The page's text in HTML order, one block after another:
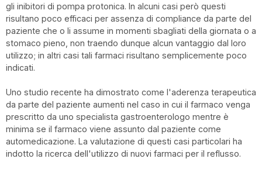
gli inibitori di pompa protonica. In alcuni casi però questi
risultano poco efficaci per assenza di compliance da parte del
paziente che o li assume in momenti sbagliati della giornata o a
stomaco pieno, non traendo dunque alcun vantaggio dal loro
utilizzo; in altri casi tali farmaci risultano semplicemente poco
indicati.
Uno studio recente ha dimostrato come l'aderenza terapeutica
da parte del paziente aumenti nel caso in cui il farmaco venga
prescritto da uno specialista gastroenterologo mentre è
minima se il farmaco viene assunto dal paziente come
automedicazione. La valutazione di questi casi particolari ha
indotto la ricerca dell'utilizzo di nuovi farmaci per il reflusso.